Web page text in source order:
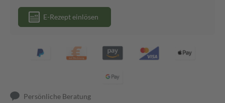
E-Rezept einlösen
Persönliche Beratung